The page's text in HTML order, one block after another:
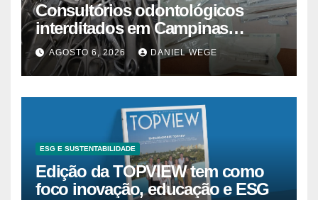
Consultórios odontológicos
interditados em Campinas
superam 2025
AGOSTO 6, 2026 DANIEL WEGE
ESG E SUSTENTABILIDADE
Edição da TOPVIEW tem como
foco inovação, educação e ESG